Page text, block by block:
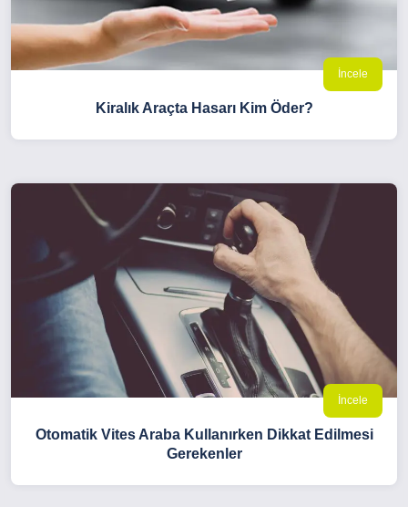
İncele
Kiralık Araçta Hasarı Kim Öder?
İncele
Otomatik Vites Araba Kullanırken Dikkat Edilmesi
Gerekenler